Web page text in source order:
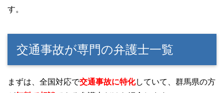
す。
交通事故が専門の弁護士一覧
まずは、全国対応で交通事故に特化していて、群馬県の方